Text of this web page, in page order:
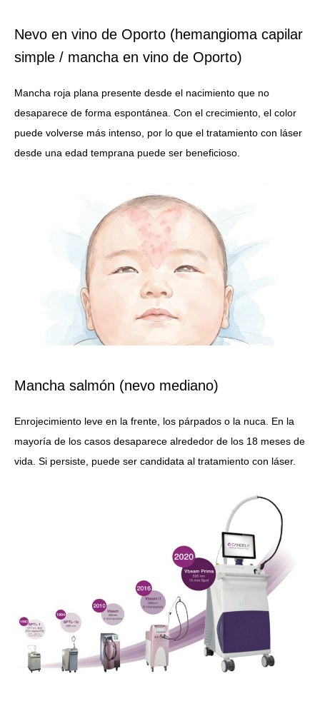
Nevo en vino de Oporto (hemangioma capilar
simple / mancha en vino de Oporto)
Mancha roja plana presente desde el nacimiento que no
desaparece de forma espontánea. Con el crecimiento, el color
puede volverse más intenso, por lo que el tratamiento con láser
desde una edad temprana puede ser beneficioso.
Mancha salmón (nevo mediano)
Enrojecimiento leve en la frente, los párpados o la nuca. En la
mayoría de los casos desaparece alrededor de los 18 meses de
vida. Si persiste, puede ser candidata al tratamiento con láser.